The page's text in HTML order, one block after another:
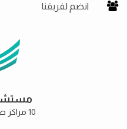
انضم لفريقنا
10 مراكز طبية متخصصة